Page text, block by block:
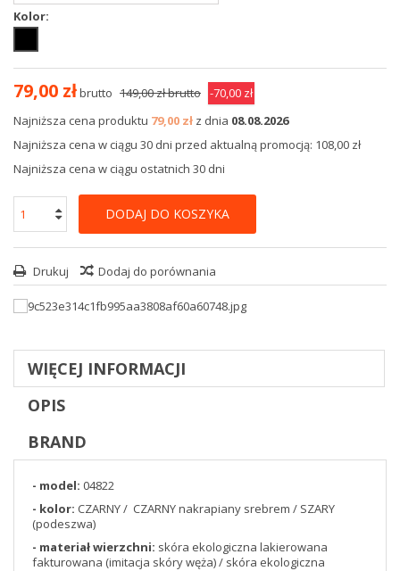
Kolor:
79,00 złbrutto 149,00 złbrutto -70,00 zł
Najniższa cena produktu 79,00 zł z dnia 08.08.2026
Najniższa cena w ciągu 30 dni przed aktualną promocją: 108,00 zł
Najniższa cena w ciągu ostatnich 30 dni
DODAJ DO KOSZYKA
Drukuj Dodaj do porównania
WIĘCEJ INFORMACJI
OPIS
BRAND
- model: 04822
- kolor: CZARNY / CZARNY nakrapiany srebrem / SZARY
(podeszwa)
- materiał wierzchni: skóra ekologiczna lakierowana
fakturowana (imitacja skóry węża) / skóra ekologiczna